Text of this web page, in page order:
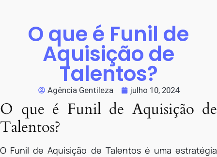
O que é Funil de
Aquisição de
Talentos?
Agência Gentileza julho 10, 2024
O que é Funil de Aquisição de
Talentos?
O Funil de Aquisição de Talentos é uma estratégia